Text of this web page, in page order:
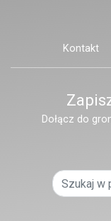
Kontakt
Dołącz do